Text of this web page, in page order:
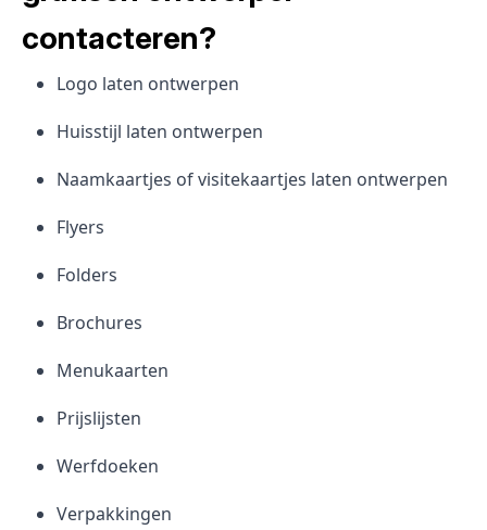
contacteren?
Logo laten ontwerpen
Huisstijl laten ontwerpen
Naamkaartjes of visitekaartjes laten ontwerpen
Flyers
Folders
Brochures
Menukaarten
Prijslijsten
Werfdoeken
Verpakkingen